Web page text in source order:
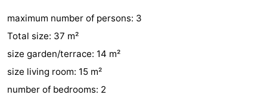
en
Duin
minutes
Plages
Voir
et
Lieux
maximum number of persons: 3
Total size: 37 m²
size garden/terrace: 14 m²
size living room: 15 m²
number of bedrooms: 2